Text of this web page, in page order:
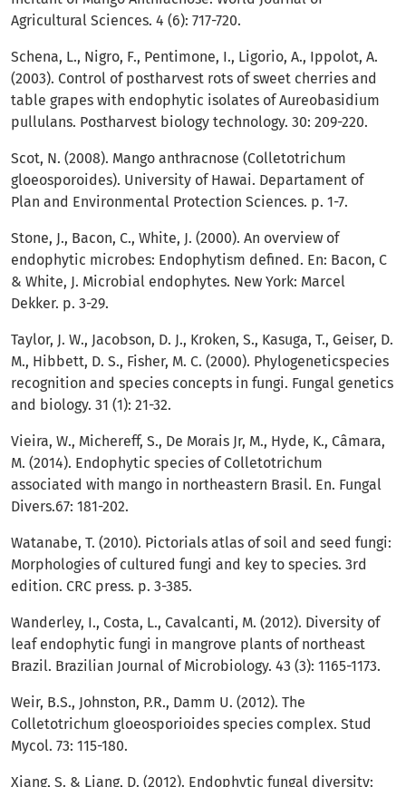
Agricultural Sciences. 4 (6): 717-720.
Schena, L., Nigro, F., Pentimone, I., Ligorio, A., Ippolot, A.
(2003). Control of postharvest rots of sweet cherries and
table grapes with endophytic isolates of Aureobasidium
pullulans. Postharvest biology technology. 30: 209-220.
Scot, N. (2008). Mango anthracnose (Colletotrichum
gloeosporoides). University of Hawai. Departament of
Plan and Environmental Protection Sciences. p. 1-7.
Stone, J., Bacon, C., White, J. (2000). An overview of
endophytic microbes: Endophytism defined. En: Bacon, C
& White, J. Microbial endophytes. New York: Marcel
Dekker. p. 3-29.
Taylor, J. W., Jacobson, D. J., Kroken, S., Kasuga, T., Geiser, D.
M., Hibbett, D. S., Fisher, M. C. (2000). Phylogeneticspecies
recognition and species concepts in fungi. Fungal genetics
and biology. 31 (1): 21-32.
Vieira, W., Michereff, S., De Morais Jr, M., Hyde, K., Câmara,
M. (2014). Endophytic species of Colletotrichum
associated with mango in northeastern Brasil. En. Fungal
Divers.67: 181-202.
Watanabe, T. (2010). Pictorials atlas of soil and seed fungi:
Morphologies of cultured fungi and key to species. 3rd
edition. CRC press. p. 3-385.
Wanderley, I., Costa, L., Cavalcanti, M. (2012). Diversity of
leaf endophytic fungi in mangrove plants of northeast
Brazil. Brazilian Journal of Microbiology. 43 (3): 1165-1173.
Weir, B.S., Johnston, P.R., Damm U. (2012). The
Colletotrichum gloeosporioides species complex. Stud
Mycol. 73: 115-180.
Xiang, S. & Liang, D. (2012). Endophytic fungal diversity: